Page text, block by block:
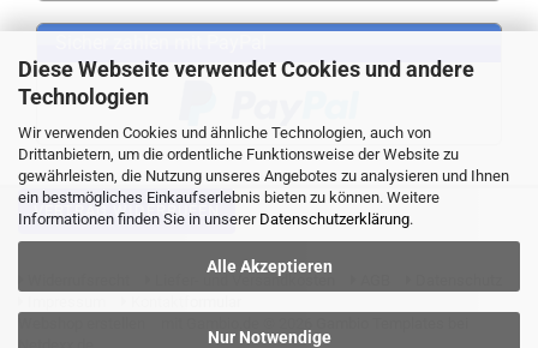
Diese Webseite verwendet Cookies und andere
Technologien
Wir verwenden Cookies und ähnliche Technologien, auch von
Drittanbietern, um die ordentliche Funktionsweise der Website zu
gewährleisten, die Nutzung unseres Angebotes zu analysieren und Ihnen
ein bestmögliches Einkaufserlebnis bieten zu können. Weitere
Informationen finden Sie in unserer Datenschutzerklärung.
Alle Akzeptieren
Nur Notwendige
VERTRAG WIDERRUFEN
Liefer- und Versandkosten